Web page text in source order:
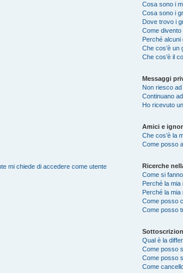
mi chiede di accedere come utente
Cosa sono i
Cosa sono i
Dove trovo i
Come
Perché alcuni
Che cos’è un
Che cos’è il
Messaggi
Non riesco
Continuano
Ho ricevuto
Amici e
Che cos’è la
Come posso
Ricerche
Come si
Perché la
Perché la
Come posso
Come posso
Qual è la
Come posso
Come posso
Come